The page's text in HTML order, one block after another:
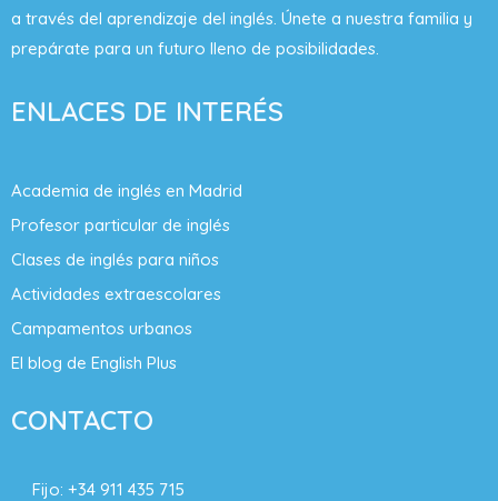
a través del aprendizaje del inglés. Únete a nuestra familia y
prepárate para un futuro lleno de posibilidades.
ENLACES DE INTERÉS
Academia de inglés en Madrid
Profesor particular de inglés
Clases de inglés para niños
Actividades extraescolares
Campamentos urbanos
El blog de English Plus
CONTACTO
Fijo: +34 911 435 715